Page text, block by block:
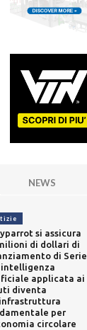
NEWS
si assicura
di dollari di
di Serie
applicata ai
diventa
per
circolare